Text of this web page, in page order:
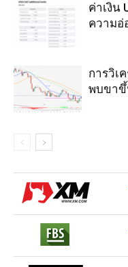
ค่าเงิน
ความอ่
การวิเ
พบขาขึ้